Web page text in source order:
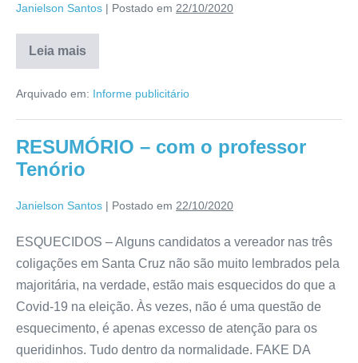
Janielson Santos | Postado em 22/10/2020
Leia mais
Arquivado em: Informe publicitário
​RESUMÓRIO – com o professor
Tenório
Janielson Santos | Postado em 22/10/2020
ESQUECIDOS – Alguns candidatos a vereador nas três
coligações em Santa Cruz não são muito lembrados pela
majoritária, na verdade, estão mais esquecidos do que a
Covid-19 na eleição. Às vezes, não é uma questão de
esquecimento, é apenas excesso de atenção para os
queridinhos. Tudo dentro da normalidade. FAKE DA